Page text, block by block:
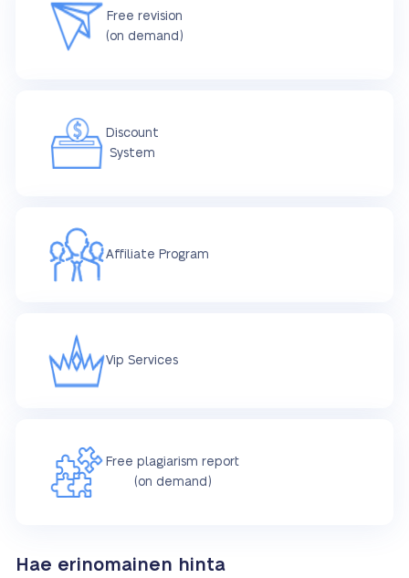
Free revision
(on demand)
Discount
System
Affiliate Program
Vip Services
Free plagiarism report
(on demand)
Hae erinomainen hinta